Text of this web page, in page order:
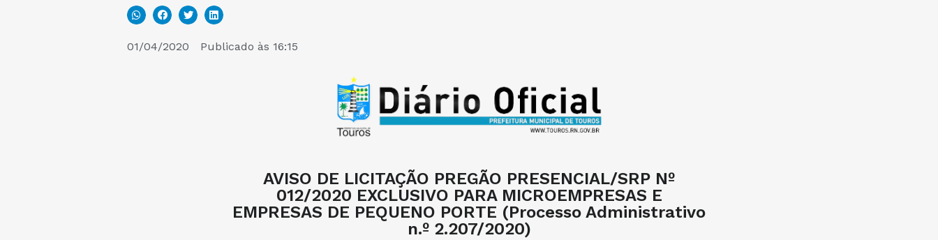
01/04/2020 Publicado às 16:15
AVISO DE LICITAÇÃO PREGÃO PRESENCIAL/SRP Nº
012/2020 EXCLUSIVO PARA MICROEMPRESAS E
EMPRESAS DE PEQUENO PORTE (Processo Administrativo
n.º 2.207/2020)